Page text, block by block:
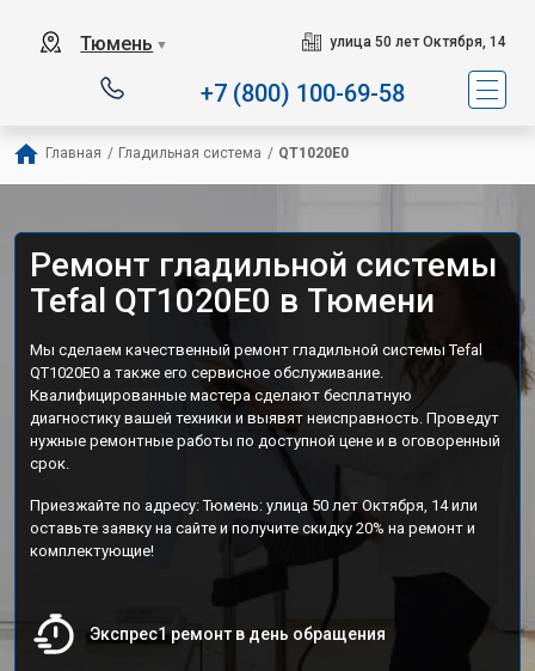
Тюмень ▼ улица 50 лет Октября, 14
+7 (800) 100-69-58
Главная / Гладильная система / QT1020E0
Ремонт гладильной системы
Tefal QT1020E0 в Тюмени
Мы сделаем качественный ремонт гладильной системы Tefal
QT1020E0 а также его сервисное обслуживание.
Квалифицированные мастера сделают бесплатную
диагностику вашей техники и выявят неисправность. Проведут
нужные ремонтные работы по доступной цене и в оговоренный
срок.
Приезжайте по адресу: Тюмень: улица 50 лет Октября, 14 или
оставьте заявку на сайте и получите скидку 20% на ремонт и
комплектующие!
Экспрес1 ремонт в день обращения